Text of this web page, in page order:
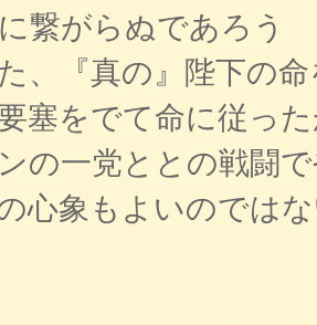
繋がらぬであろう
、『真の』陛下の
塞をでて命に従っ
の一党ととの戦闘
心象もよいのでは